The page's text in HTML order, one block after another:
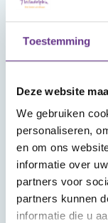
Toestemming
Deze website
We gebruiken
personaliseren,
en om ons
informatie over
partners voor
partners kunnen
informatie die u
omgeving
toegang toe.
Account
Wat vind je
In Mijn Sophi
luistertips en
met het
Heb je je